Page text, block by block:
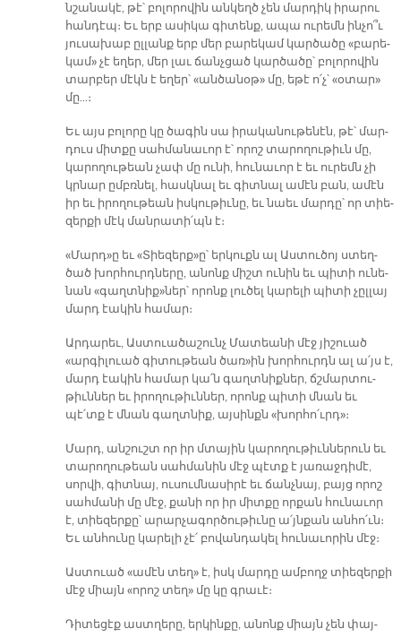
նշա­նա­կէ, թէ՝ բո­լո­րո­վին ան­կեղծ չեն մար­դիկ ի­րա­րու
հան­դէպ։ Եւ երբ ա­սի­կա գի­տենք, ա­պա ու­րեմն ին­չո՞ւ
յու­սա­խաբ ըլ­լանք երբ մեր բա­րե­կամ կար­ծա­ծը «բա­րե­
կամ» չէ ե­ղեր, մեր լաւ ճանչ­ցած կար­ծա­ծը՝ բո­լո­րո­վին
տար­բեր մէկն է ե­ղեր՝ «ան­ծա­նօթ» մը, ե­թէ ո՛չ՝ «օ­տար»
մը…։
Եւ այս բո­լո­րը կը ծա­գին սա ի­րա­կա­նու­թե­նէն, թէ՝ մար­
դուս միտ­քը սահ­մա­նա­ւոր է՝ ո­րոշ տա­րո­ղու­թիւն մը,
կա­րո­ղու­թեան չափ մը ու­նի, հու­նա­ւոր է եւ ու­րեմն չի
կրնար ըմբռ­նել, հասկ­նալ եւ գիտ­նալ ա­մէն բան, ա­մէն
իր եւ ի­րո­ղու­թեան իս­կու­թիւ­նը, եւ նաեւ մար­դը՝ որ տիե­
զեր­քի մէկ ման­րա­տի՛պն է։
«Մարդ»ը եւ «Տիե­զերք»ը՝ եր­կուքն ալ Աս­տու­ծոյ ստեղ­
ծած խոր­հուրդ­նե­րը, ա­նոնք միշտ ու­նին եւ պի­տի ու­նե­
նան «գաղտ­նիք»ներ՝ ո­րոնք լու­ծել կա­րե­լի պի­տի չըլ­լայ
մարդ էա­կին հա­մար։
Ար­դա­րեւ, Աս­տուա­ծա­շունչ Մա­տեա­նի մէջ յի­շուած
«ար­գի­լուած գի­տու­թեան ծառ»ին խոր­հուրդն ալ ա՛յս է,
մարդ էա­կին հա­մար կա՛ն գաղտ­նիք­ներ, ճշմար­տու­
թիւն­ներ եւ ի­րո­ղու­թիւն­ներ, ո­րոնք պի­տի մնան եւ
պէ՛տք է մնան գաղտ­նիք, այ­սինքն «խոր­հո՛ւրդ»։
­Մարդ, ան­շուշտ որ իր մտա­յին կա­րո­ղու­թիւն­նե­րուն եւ
տա­րո­ղու­թեան սահ­մա­նին մէջ պէտք է յա­ռաջ­դի­մէ,
սոր­վի, գիտ­նայ, ու­սում­նա­սի­րէ եւ ճանչ­նայ, բայց ո­րոշ
սահ­մա­նի մը մէջ, քա­նի որ իր միտ­քը որ­քան հու­նա­ւոր
է, տիե­զեր­քը՝ ա­րար­չա­գոր­ծու­թիւ­նը ա՛յն­քան ան­հո՛ւն։
Եւ ան­հու­նը կա­րե­լի չէ՛ բո­վան­դա­կել հու­նա­ւո­րին մէջ։
Աս­տուած «ա­մէն տեղ» է, իսկ մար­դը ամ­բողջ տիե­զեր­քի
մէջ միայն «ո­րոշ տեղ» մը կը գրա­ւէ։
Դի­տե­ցէք աստ­ղե­րը, եր­կին­քը, ա­նոնք միայն չեն փայ­